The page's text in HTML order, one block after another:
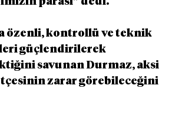
özenli, kontrollü ve teknik
güçlendirilerek
savunan Durmaz, aksi
zarar görebileceğini